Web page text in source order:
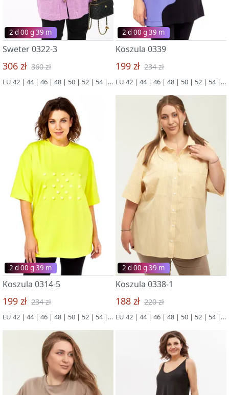
2 d 00 g 39 m
Sweter 0322-3
306 zł 360 zł
EU 42 | 44 | 46 | 48 | 50 | 52 | 54 | 56 | 58 | 60 | 62 | 64 | 66
2 d 00 g 39 m
Koszula 0339
199 zł 234 zł
EU 42 | 44 | 46 | 48 | 50 | 52 | 54 | 56 | 58 | 60 | 62 | 64 | 66
2 d 00 g 39 m
Koszula 0314-5
199 zł 234 zł
EU 42 | 44 | 46 | 48 | 50 | 52 | 54 | 56 | 58 | 60 | 62 | 64 | 66
2 d 00 g 39 m
Koszula 0338-1
188 zł 220 zł
EU 42 | 44 | 46 | 48 | 50 | 52 | 54 | 56 | 58 | 60 | 62 | 64 | 66